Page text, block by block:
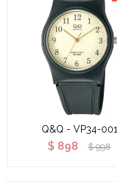
Q&Q - VP34-001
$ 898 $ 998